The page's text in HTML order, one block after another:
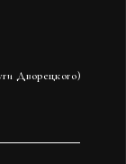
Дворецкого)